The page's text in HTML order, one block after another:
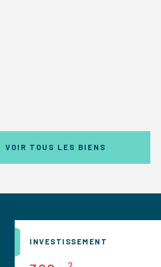
VOIR TOUS LES BIENS